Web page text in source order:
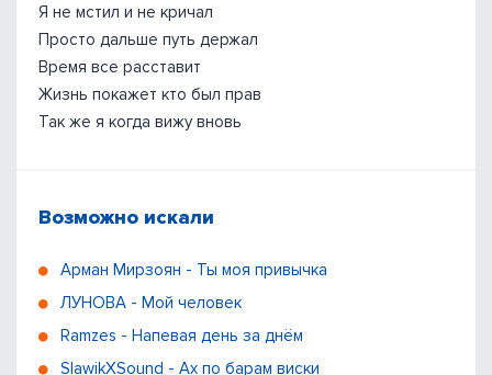
Я не мстил и не кричал
Просто дальше путь держал
Время все расставит
Жизнь покажет кто был прав
Так же я когда вижу вновь
Возможно искали
Арман Мирзоян - Ты моя привычка
ЛУНОВА - Мой человек
Ramzes - Напевая день за днём
SlawikXSound - Ах по барам виски